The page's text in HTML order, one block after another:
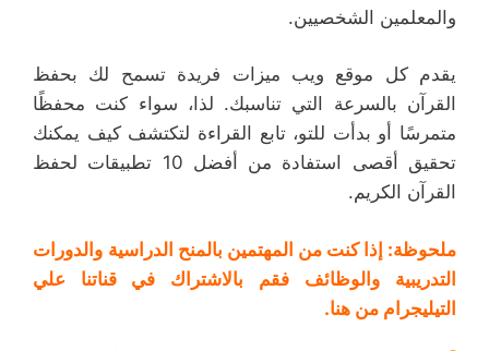
والمعلمين الشخصيين.
يقدم كل موقع ويب ميزات فريدة تسمح لك بحفظ
القرآن بالسرعة التي تناسبك. لذا، سواء كنت محفظًا
متمرسًا أو بدأت للتو، تابع القراءة لتكتشف كيف يمكنك
تحقيق أقصى استفادة من أفضل 10 تطبيقات لحفظ
القرآن الكريم.
ملحوظة: إذا كنت من المهتمين بالمنح الدراسية والدورات
التدريبية والوظائف فقم بالاشتراك فيقناتنا علي
التيليجرام من هنا.